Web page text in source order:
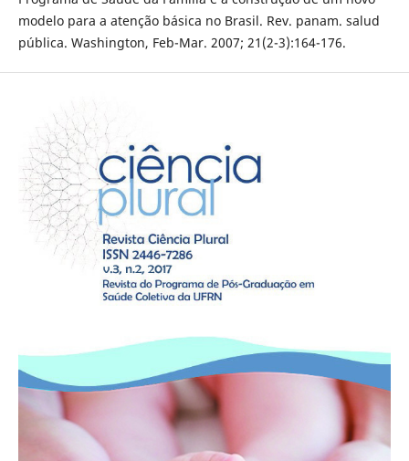
modelo para a atenção básica no Brasil. Rev. panam. salud
pública. Washington, Feb-Mar. 2007; 21(2-3):164-176.